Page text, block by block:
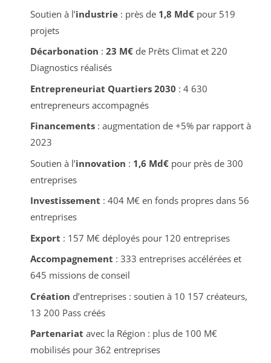
Soutien à l’industrie: près de 1,8 Md€pour 519
projets
Décarbonation : 23 M€de Prêts Climat et 220
Diagnostics réalisés
Entrepreneuriat Quartiers 2030 : 4 630
entrepreneurs accompagnés
Financements: augmentation de +5% par rapport à
2023
Soutien à l’innovation : 1,6 Md€pour près de 300
entreprises
Investissement : 404 M€ en fonds propres dans 56
entreprises
Export : 157 M€ déployés pour 120 entreprises
Accompagnement : 333 entreprises accélérées et
645 missions de conseil
Création d’entreprises : soutien à 10 157 créateurs,
13 200 Pass créés
Partenariat avec la Région : plus de 100 M€
mobilisés pour 362 entreprises